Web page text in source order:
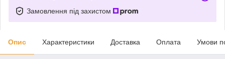
Замовлення під захистом
Опис Характеристики Доставка Оплата Умови